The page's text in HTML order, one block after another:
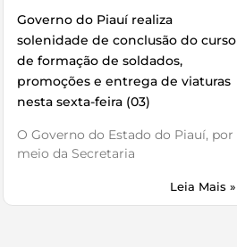
Governo do Piauí realiza
solenidade de conclusão do curso
de formação de soldados,
promoções e entrega de viaturas
nesta sexta-feira (03)
O Governo do Estado do Piauí, por
meio da Secretaria
Leia Mais »